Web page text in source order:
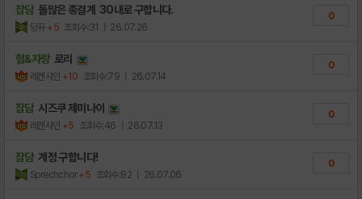
잡담 돌많은 종결계 30내로 구합니다.
당뀨 +5 조회수:31 | 26.07.26
0
혐&자랑 로리
레겐샤인 +10 조회수:79 | 26.07.14
0
잡담 시즈쿠 제미나이
레겐샤인 +5 조회수:46 | 26.07.13
0
잡담 계정 구합니다!
Sprechchor+5 조회수:82 | 26.07.06
0